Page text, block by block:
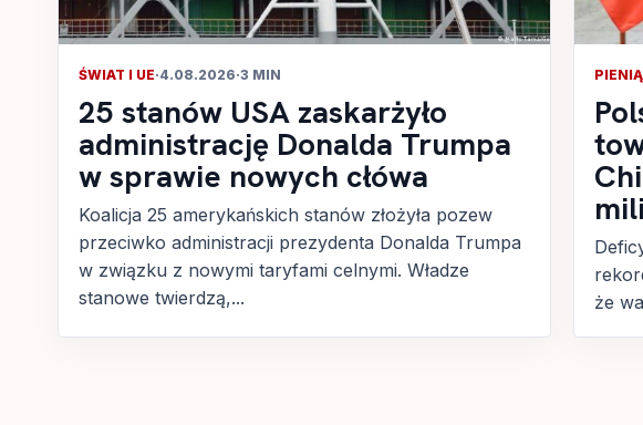
ŚWIAT I UE·4.08.2026·3 MIN
25 stanów USA zaskarżyło
administrację Donalda Trumpa
w sprawie nowych cłówa
Koalicja 25 amerykańskich stanów złożyła pozew
przeciwko administracji prezydenta Donalda Trumpa
w związku z nowymi taryfami celnymi. Władze
stanowe twierdzą,...
że